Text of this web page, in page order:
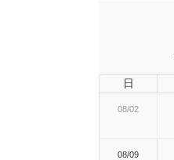
日
08/02
08/09